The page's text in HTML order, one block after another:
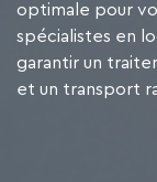
optimale pour
spécialistes en
garantir un
et un transport